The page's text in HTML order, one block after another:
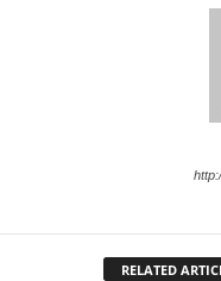
RELATED